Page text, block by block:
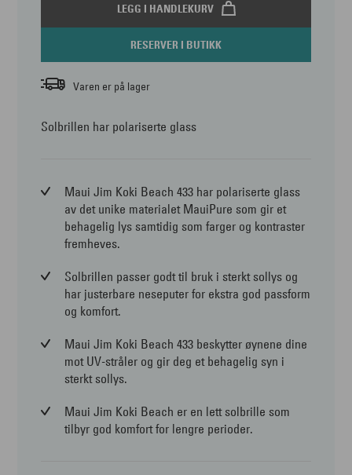
LEGG I HANDLEKURV
RESERVER I BUTIKK
Varen er på lager
Solbrillen har polariserte glass
Maui Jim Koki Beach 433 har polariserte glass
av det unike materialet MauiPure som gir et
behagelig lys samtidig som farger og kontraster
fremheves.
Solbrillen passer godt til bruk i sterkt sollys og
har justerbare neseputer for ekstra god passform
og komfort.
Maui Jim Koki Beach 433 beskytter øynene dine
mot UV-stråler og gir deg et behagelig syn i
sterkt sollys.
Maui Jim Koki Beach er en lett solbrille som
tilbyr god komfort for lengre perioder.